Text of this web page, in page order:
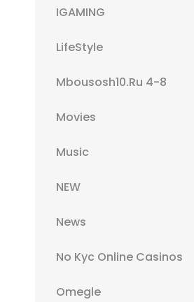
IGAMING
LifeStyle
Mbousosh10.ru 4-8
Movies
Music
NEW
News
No Kyc Online Casinos
Omegle